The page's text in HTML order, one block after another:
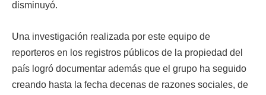
disminuyó.
Una investigación realizada por este equipo de
reporteros en los registros públicos de la propiedad del
país logró documentar además que el grupo ha seguido
creando hasta la fecha decenas de razones sociales, de